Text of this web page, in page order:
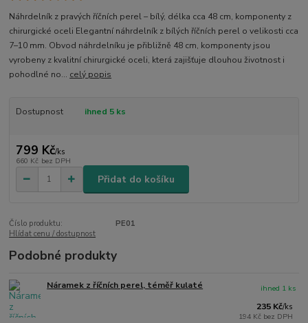
Náhrdelník z pravých říčních perel – bílý, délka cca 48 cm, komponenty z
chirurgické oceli Elegantní náhrdelník z bílých říčních perel o velikosti cca
7–10 mm. Obvod náhrdelníku je přibližně 48 cm, komponenty jsou
vyrobeny z kvalitní chirurgické oceli, která zajišťuje dlouhou životnost i
pohodlné no... celý popis
Dostupnost ihned 5 ks
799 Kč/ks
660 Kč bez DPH
Přidat do košíku
Číslo produktu:
PE01
Hlídat cenu / dostupnost
Podobné produkty
Náramek z říčních perel, téměř kulaté
235 Kč/ks
194 Kč bez DPH
ihned 1 ks